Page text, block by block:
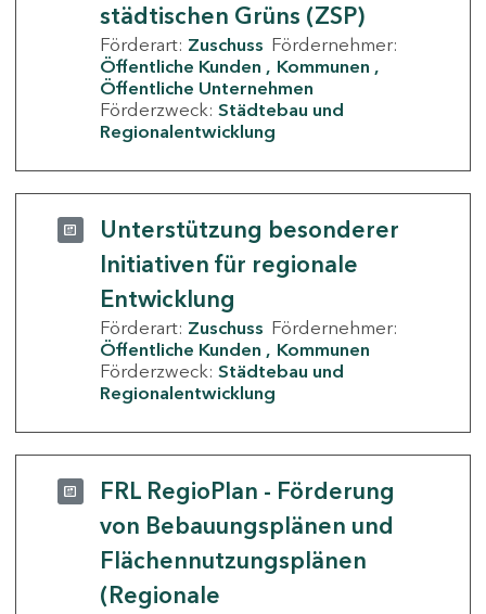
städtischen Grüns (ZSP)
Förderart: Zuschuss Fördernehmer:
Öffentliche Kunden
Kommunen
Öffentliche Unternehmen
Förderzweck: Städtebau und
Regionalentwicklung
Unterstützung besonderer
Initiativen für regionale
Entwicklung
Förderart: Zuschuss Fördernehmer:
Öffentliche Kunden
Kommunen
Förderzweck: Städtebau und
Regionalentwicklung
FRL RegioPlan - Förderung
von Bebauungsplänen und
Flächennutzungsplänen
(Regionale